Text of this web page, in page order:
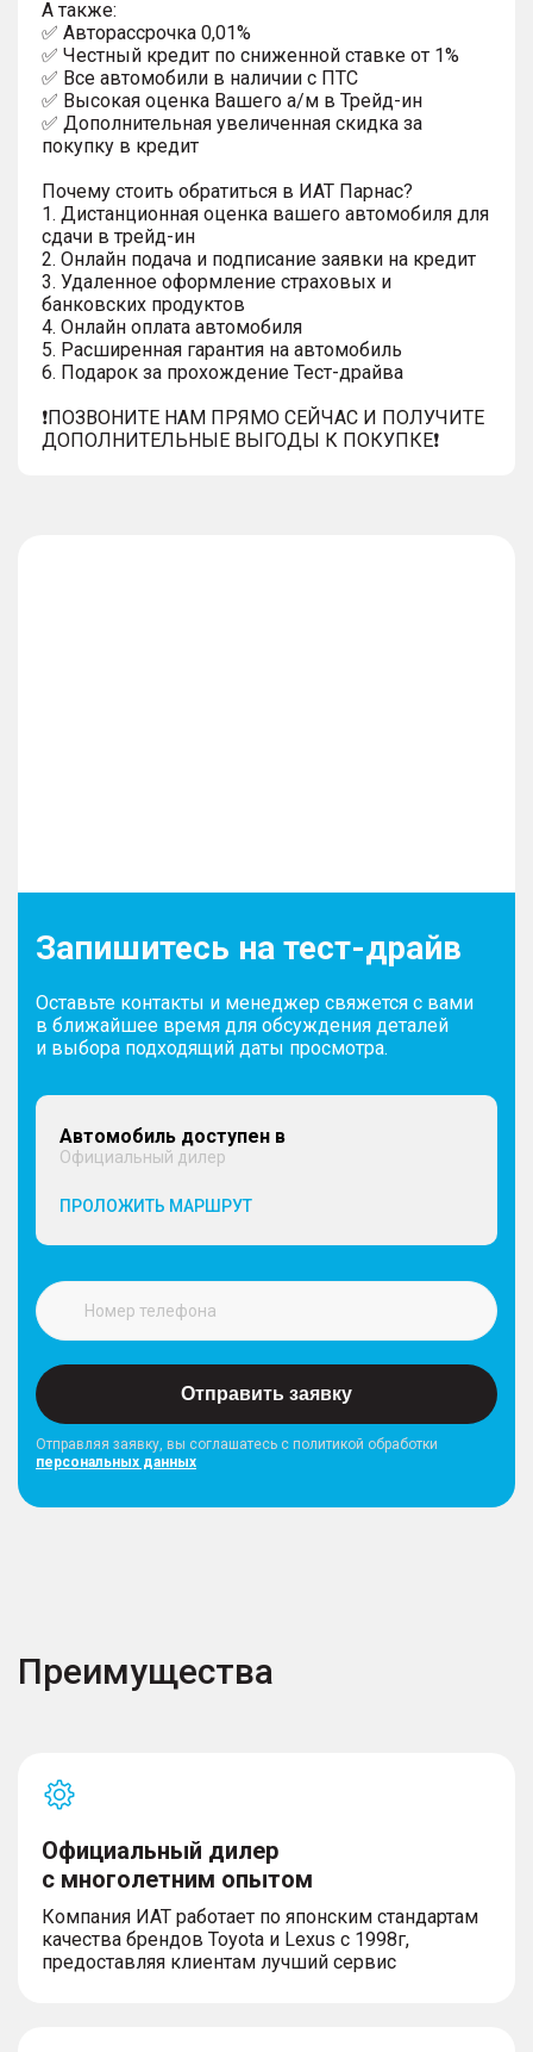
A тaкжe:
✅ Автopаcсpочка 0,01%
✅ Честный кредит по сниженной ставке от 1%
✅ Все автомобили в наличии с ПТС
✅ Высокая оценка Вашего а/м в Трейд-ин
✅ Дополнительная увеличенная скидка за
покупку в кредит
Почему стоить обратиться в ИАТ Парнас?
1. Дистанционная оценка вашего автомобиля для
сдачи в трейд-ин
2. Онлайн подача и подписание заявки на кредит
3. Удаленное оформление страховых и
банковских продуктов
4. Онлайн оплата автомобиля
5. Расширенная гарантия на автомобиль
6. Подарок за прохождение Тест-драйва
❗️ПОЗВОНИТЕ НАМ ПРЯМО СЕЙЧАС И ПОЛУЧИТЕ
ДОПОЛНИТЕЛЬНЫЕ ВЫГОДЫ К ПОКУПКЕ❗
Запишитесь на тест-драйв
Оставьте контакты и менеджер свяжется с вами
в ближайшее время для обсуждения деталей
и выбора подходящий даты просмотра.
Автомобиль доступен в
Официальный дилер
ПРОЛОЖИТЬ МАРШРУТ
Отправить заявку
Отправляя заявку, вы соглашатесь с политикой обработки
персональных данных
Преимущества
Официальный дилер
с многолетним опытом
Компания ИАТ работает по японским стандартам
качества брендов Toyota и Lexus с 1998г,
предоставляя клиентам лучший сервис